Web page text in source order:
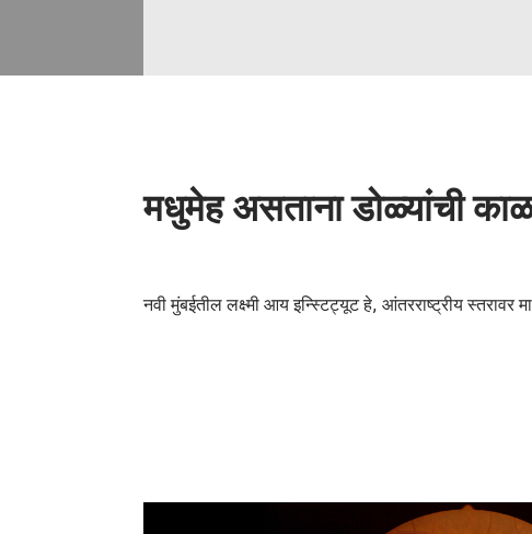
मधुमेह असताना डोळ्यांची
नवी मुंबईतील लक्ष्मी आय इन्स्टिट्यूट हे, आंतरराष्ट्रीय